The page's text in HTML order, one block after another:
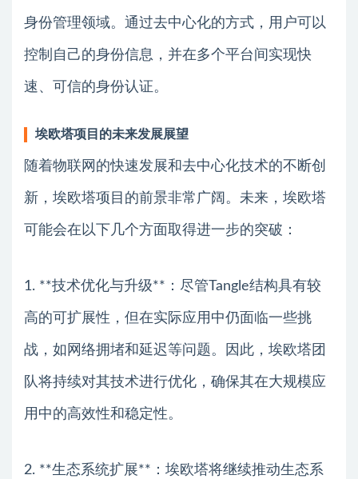
身份管理领域。通过去中心化的方式，用户可以
控制自己的身份信息，并在多个平台间实现快
速、可信的身份认证。
埃欧塔项目的未来发展展望
随着物联网的快速发展和去中心化技术的不断创
新，埃欧塔项目的前景非常广阔。未来，埃欧塔
可能会在以下几个方面取得进一步的突破：
1. **技术优化与升级**：尽管Tangle结构具有较
高的可扩展性，但在实际应用中仍面临一些挑
战，如网络拥堵和延迟等问题。因此，埃欧塔团
队将持续对其技术进行优化，确保其在大规模应
用中的高效性和稳定性。
2. **生态系统扩展**：埃欧塔将继续推动生态系